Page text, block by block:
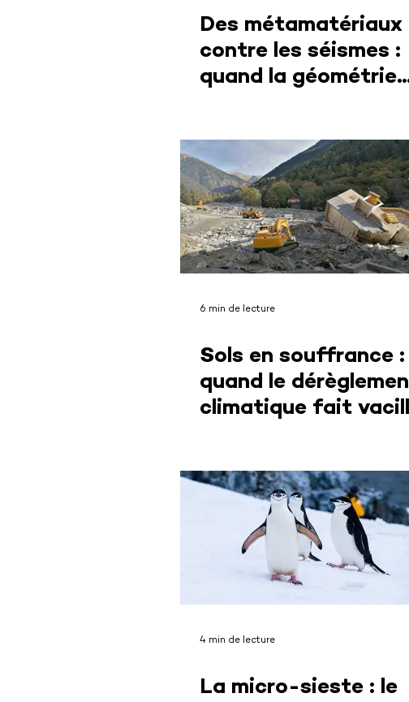
Des métamatériaux
contre les séismes :
quand la géométrie
6 min de lecture
Sols en souffrance :
quand le
climatique fait
4 min de lecture
La micro-sieste : le